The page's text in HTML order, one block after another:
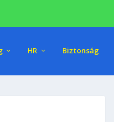
HR Biztonság